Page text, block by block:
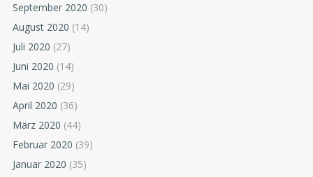
September 2020 (30)
August 2020 (14)
Juli 2020 (27)
Juni 2020 (14)
Mai 2020 (29)
April 2020 (36)
März 2020 (44)
Februar 2020 (39)
Januar 2020 (35)